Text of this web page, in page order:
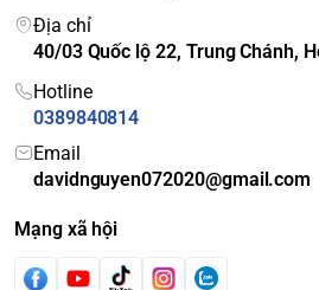
Địa chỉ
40/03 Quốc lộ 22, Trung Chánh,
Hotline
0389840814
Email
davidnguyen072020@gmail.com
Mạng xã hội